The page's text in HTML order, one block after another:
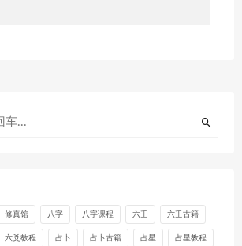
修真馆 八字 八字课程 六壬 六壬古籍
六爻教程 占卜 占卜古籍 占星 占星教程